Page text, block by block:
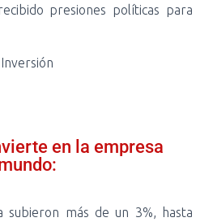
presiones políticas para
en la empresa
subieron más de un 3%, hasta